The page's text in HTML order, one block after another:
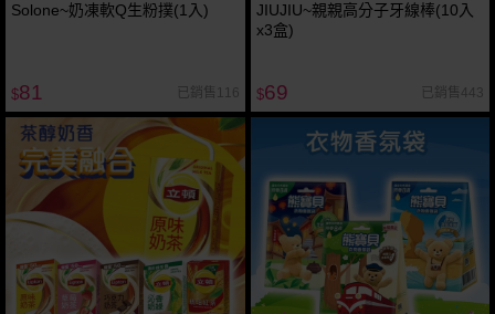
Solone~奶凍軟Q生粉撲(1入)
$81 已銷售116
JIUJIU~親親高分子牙線棒(10入
x3盒)
$69 已銷售443